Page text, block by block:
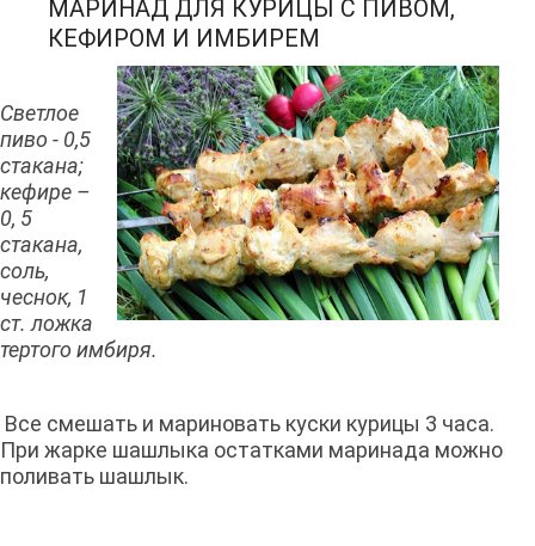
МАРИНАД ДЛЯ КУРИЦЫ С ПИВОМ,
КЕФИРОМ И ИМБИРЕМ
Светлое
пиво - 0,5
стакана;
кефире –
0, 5
стакана,
соль,
чеснок, 1
ст. ложка
тертого имбиря.
Все смешать и мариновать куски курицы 3 часа.
При жарке шашлыка остатками маринада можно
поливать шашлык.